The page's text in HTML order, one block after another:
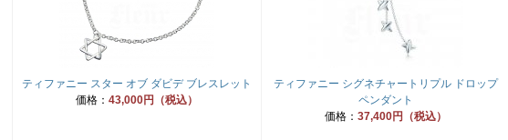
ティファニー スター オブ ダビデ ブレスレット
価格： 43,000円（税込）
ティファニー シグネチャートリプル ドロップ
ペンダント
価格： 37,400円（税込）